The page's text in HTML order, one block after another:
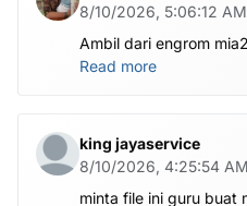
8/10/2026, 5:06:12 AM
Ambil dari engrom
Read more
king jayaservice
8/10/2026, 4:25:54 AM
minta file ini guru buat